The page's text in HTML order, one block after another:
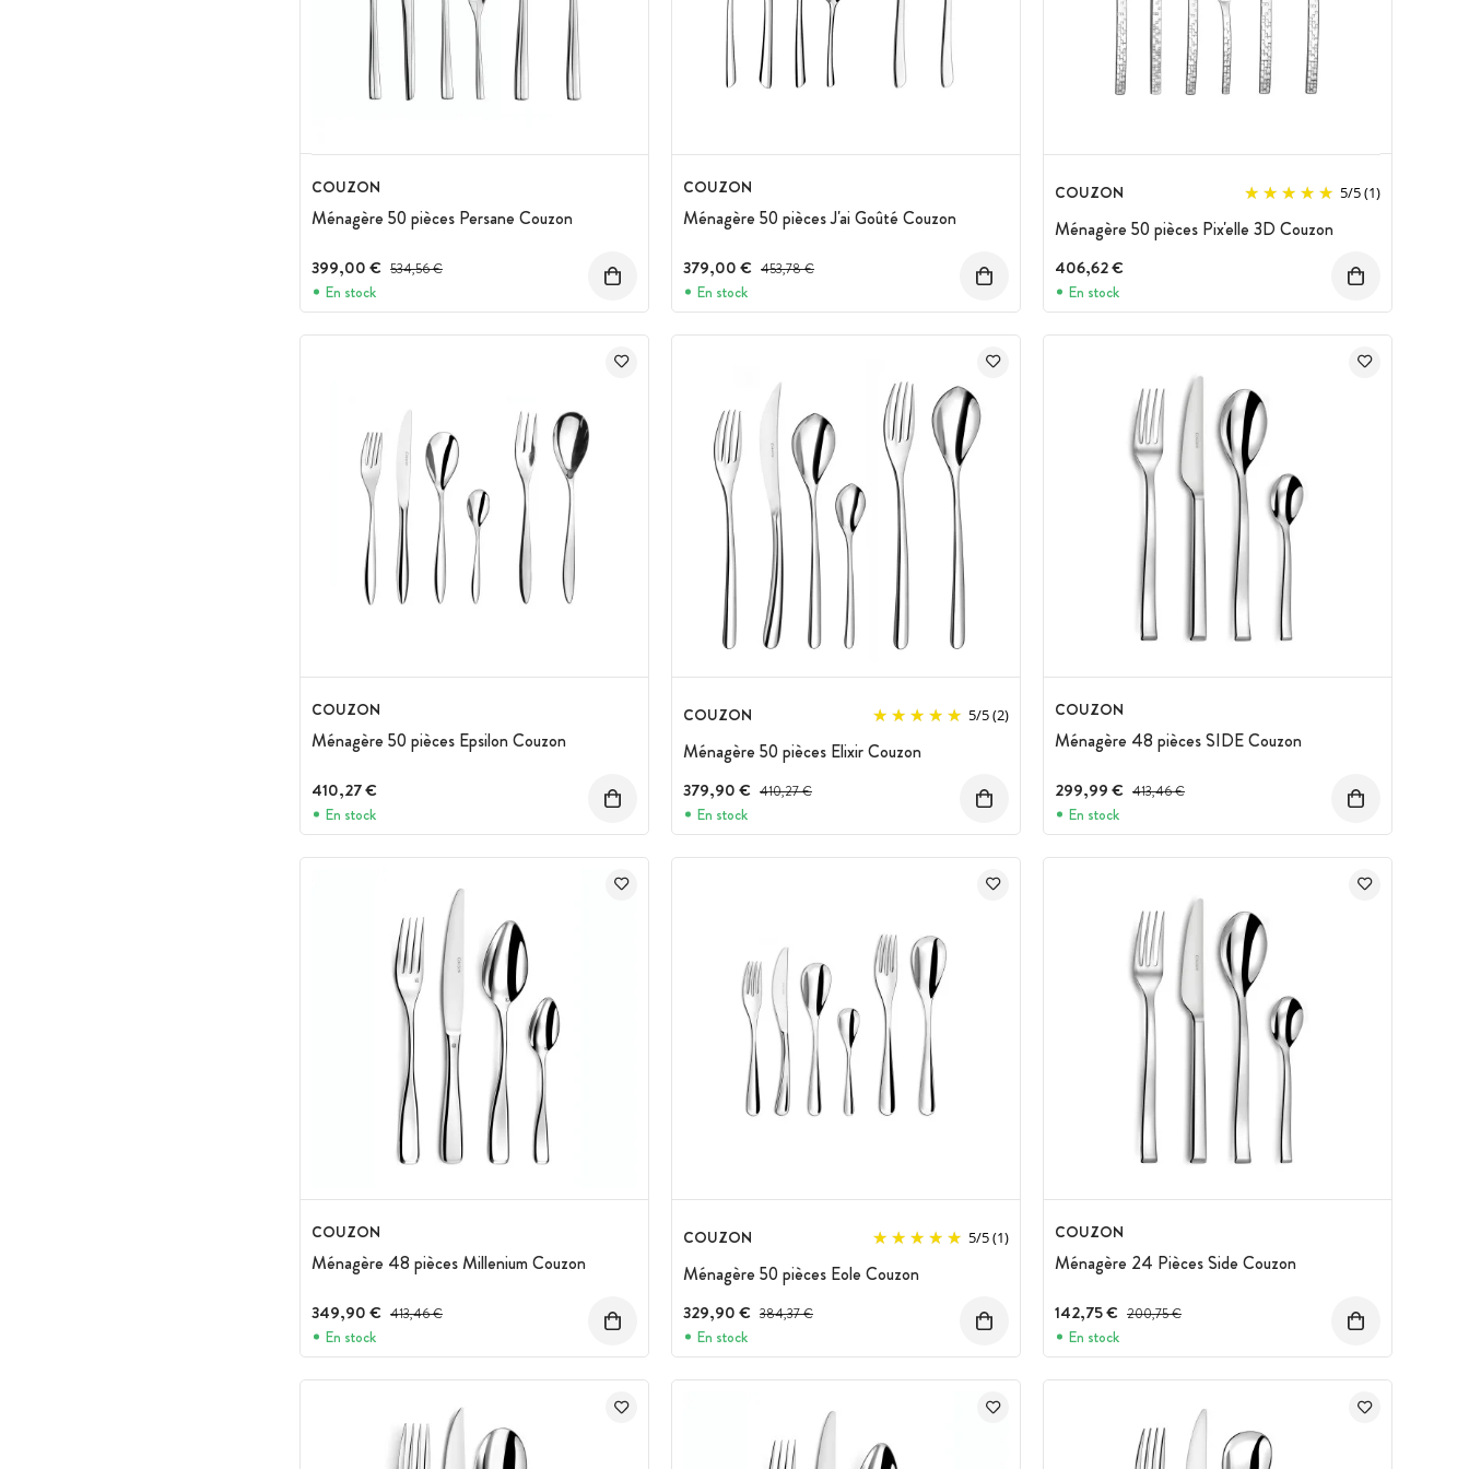
COUZON
Ménagère 50 pièces Persane Couzon
399,00 € Prix avant réduction :
534,56 €
En stock
COUZON
Ménagère 50 pièces J'ai Goûté Couzon
379,00 € Prix avant réduction :
453,78 €
En stock
COUZON 5/5(1)
Ménagère 50 pièces Pix'elle 3D Couzon
406,62 €
En stock
COUZON
Ménagère 50 pièces Epsilon Couzon
410,27 €
En stock
COUZON 5/5(2)
Ménagère 50 pièces Elixir Couzon
379,90 € Prix avant réduction :
410,27 €
En stock
COUZON
Ménagère 48 pièces SIDE Couzon
299,99 € Prix avant réduction :
413,46 €
En stock
COUZON
Ménagère 48 pièces Millenium Couzon
349,90 € Prix avant réduction :
413,46 €
En stock
COUZON 5/5(1)
Ménagère 50 pièces Eole Couzon
329,90 € Prix avant réduction :
384,37 €
En stock
COUZON
Ménagère 24 Pièces Side Couzon
142,75 € Prix avant réduction :
200,75 €
En stock